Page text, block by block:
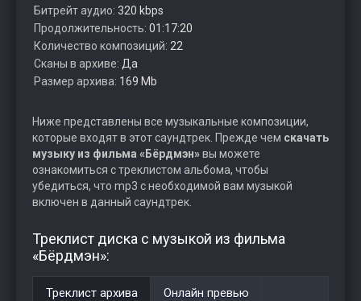
Битрейт аудио: 320 kbps
Продолжительность: 01:17:20
Количество композиций: 22
Сканы в архиве: Да
Размер архива: 169 Mb
Ниже представлены все музыкальные композиции,
которые входят в этот саундтрек. Прежде чем скачать
музыку из фильма «Бёрдмэн»вы можете
ознакомиться с треклистом альбома, чтобы
убедиться, что mp3 с необходимой вам музыкой
включен в данный саундтрек.
Треклист диска с музыкой из фильма
«Бёрдмэн»:
Треклист архива Онлайн превью